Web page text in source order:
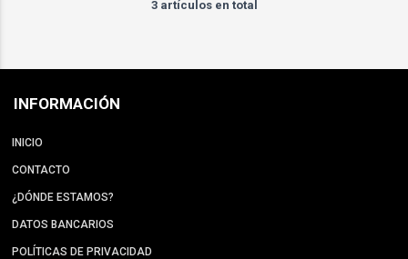
3 artículos en total
INFORMACIÓN
INICIO
CONTACTO
¿DÓNDE ESTAMOS?
DATOS BANCARIOS
POLÍTICAS DE PRIVACIDAD